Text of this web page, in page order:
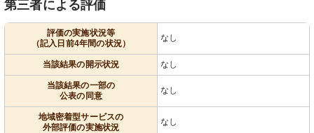
第三者による評価
評価の実施状況等
（記入日前4年間の状況）
なし
当該結果の開示状況 なし
当該結果の一部の
公表の同意
なし
地域密着型サービスの
外部評価の実施状況
なし